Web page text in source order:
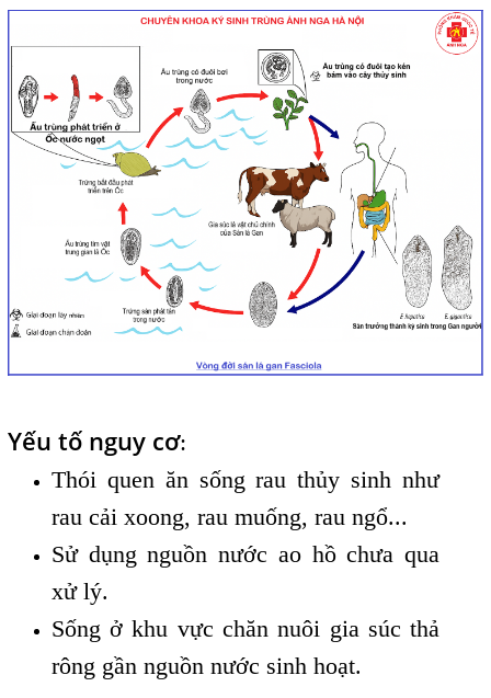
Yếu tố nguy cơ:
Thói quen ăn sống rau thủy sinh như
rau cải xoong, rau muống, rau ngổ...
Sử dụng nguồn nước ao hồ chưa qua
xử lý.
Sống ở khu vực chăn nuôi gia súc thả
rông gần nguồn nước sinh hoạt.